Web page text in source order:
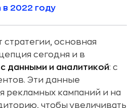
в 2022 году
стратегии, основная
сегодня и в
данными и аналитикой: с
Эти данные
рекламных кампаний и на
чтобы увеличивать